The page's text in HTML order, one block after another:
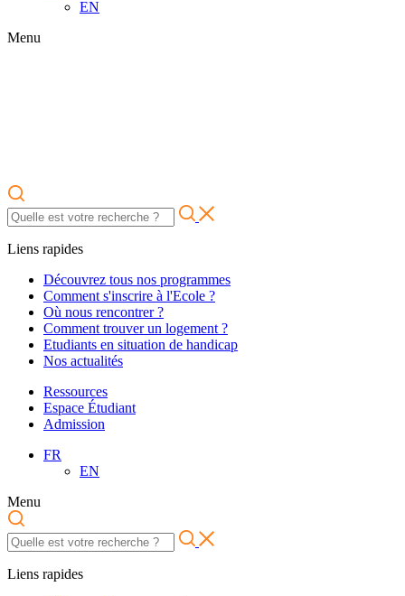
EN
Menu
Liens rapides
Découvrez tous nos programmes
Comment s'inscrire à l'Ecole ?
Où nous rencontrer ?
Comment trouver un logement ?
Etudiants en situation de handicap
Nos actualités
Ressources
Espace Étudiant
Admission
FR
EN
Menu
Liens rapides